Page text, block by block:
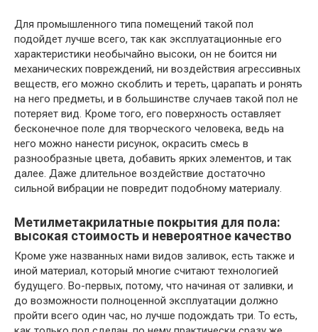
Для промышленного типа помещений такой пол
подойдет лучше всего, так как эксплуатационные его
характеристики необычайно высоки, он не боится ни
механических повреждений, ни воздействия агрессивных
веществ, его можно скоблить и тереть, царапать и ронять
на него предметы, и в большинстве случаев такой пол не
потеряет вид. Кроме того, его поверхность оставляет
бесконечное поле для творческого человека, ведь на
него можно нанести рисунок, окрасить смесь в
разнообразные цвета, добавить ярких элементов, и так
далее. Даже длительное воздействие достаточно
сильной вибрации не повредит подобному материалу.
Метилметакрилатные покрытия для пола:
высокая стоимость и невероятное качество
Кроме уже названных нами видов заливок, есть также и
иной материал, который многие считают технологией
будущего. Во-первых, потому, что начиная от заливки, и
до возможности полноценной эксплуатации должно
пройти всего один час, но лучше подождать три. То есть,